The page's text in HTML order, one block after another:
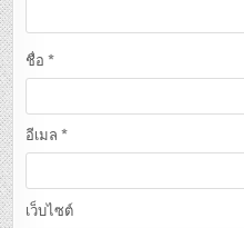
ชื่อ*
อีเมล*
เว็บไซต์